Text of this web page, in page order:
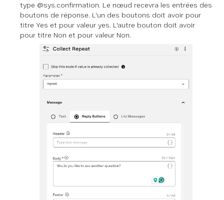
type @sys.confirmation. Le nœud recevra les entrées des
boutons de réponse. L'un des boutons doit avoir pour
titre Yes et pour valeur yes. L'autre bouton doit avoir
pour titre Non et pour valeur Non.